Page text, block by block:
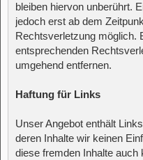
bleiben hiervon unberührt.
jedoch erst ab dem
Rechtsverletzung möglich.
entsprechenden
umgehend entfernen.
Haftung für Links
Unser Angebot enthält
deren Inhalte wir keinen
diese fremden Inhalte auch